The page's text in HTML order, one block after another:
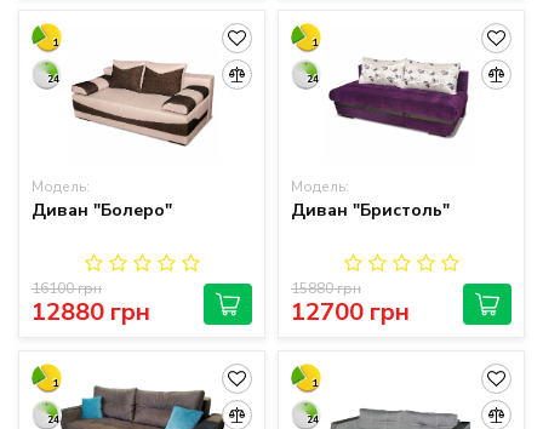
1
24
Модель:
Диван "Болеро"
12880 грн
16100 грн
1
24
Модель:
Диван "Бристоль"
12700 грн
15880 грн
1
24
1
24